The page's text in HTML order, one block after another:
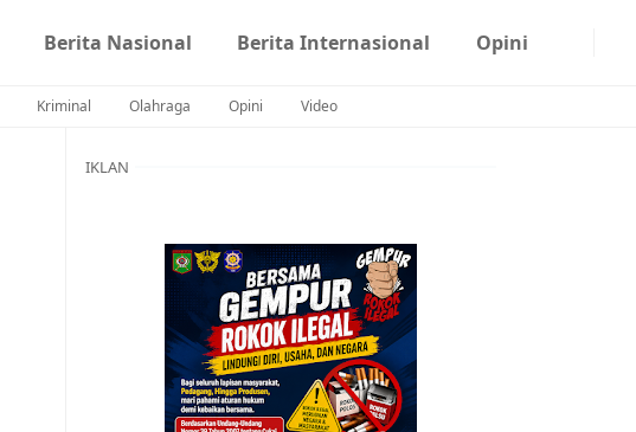
Berita Nasional Berita Internasional Opini
Kriminal Olahraga Opini Video
IKLAN